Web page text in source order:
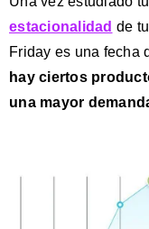
estacionalidad de
Friday es una fecha
hay ciertos
una mayor